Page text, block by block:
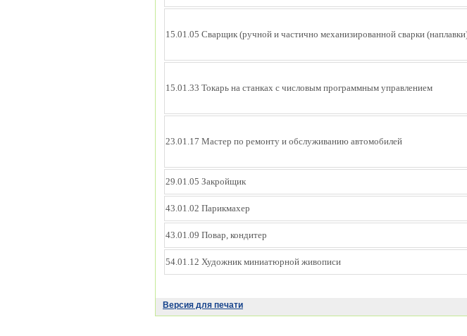
15.01.05 Сварщик (ручной и частично механизированной сварки
15.01.33 Токарь на станках с числовым программным управлением
23.01.17 Мастер по ремонту и обслуживанию автомобилей
29.01.05 Закройщик
43.01.02 Парикмахер
43.01.09 Повар, кондитер
54.01.12 Художник миниатюрной живописи
Версия для печати